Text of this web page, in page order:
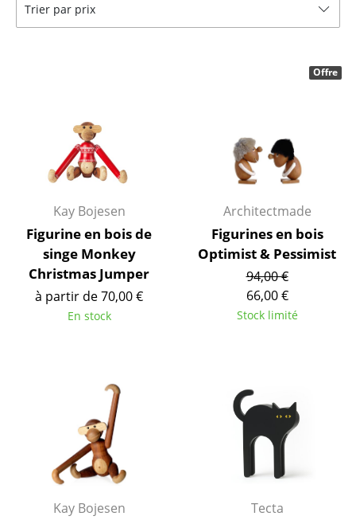
Poufs poires
Chaises de bureau
Chaises de conférence
Fauteuils de direction
Pièces détachées
... voir tous les sièges
Tables basses
Bureaux & Secrétaires
Secrétaires & Tables PC
Tables de conférence et Pupitres
Trier par prix
Kay Bojesen
Figurine en bois de
singe Monkey
Christmas Jumper
à partir de 70,00 €
En stock
Architectmade
Figurines en bois
Optimist & Pessimist
94,00 €
66,00 €
Stock limité
Offre
Kay Bojesen Tecta